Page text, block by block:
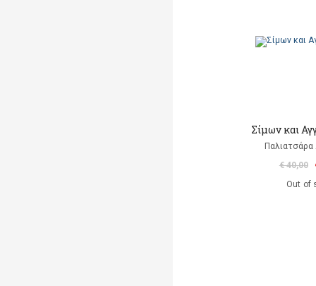
Σίμων και
Παλιατσάρα
€ 40,00
Out of